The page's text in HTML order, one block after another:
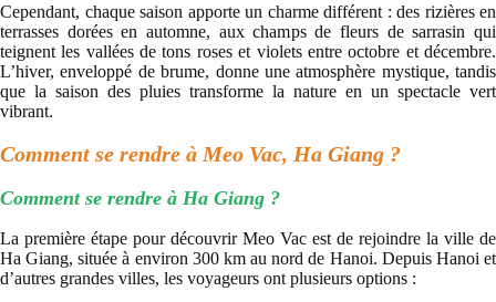
Cependant, chaque saison apporte un charme différent : des rizières en
terrasses dorées en automne, aux champs de fleurs de sarrasin qui
teignent les vallées de tons roses et violets entre octobre et décembre.
L’hiver, enveloppé de brume, donne une atmosphère mystique, tandis
que la saison des pluies transforme la nature en un spectacle vert
vibrant.
Comment se rendre à Meo Vac, Ha Giang ?
Comment se rendre à Ha Giang ?
La première étape pour découvrir Meo Vac est de rejoindre la ville de
Ha Giang, située à environ 300 km au nord de Hanoi. Depuis Hanoi et
d’autres grandes villes, les voyageurs ont plusieurs options :